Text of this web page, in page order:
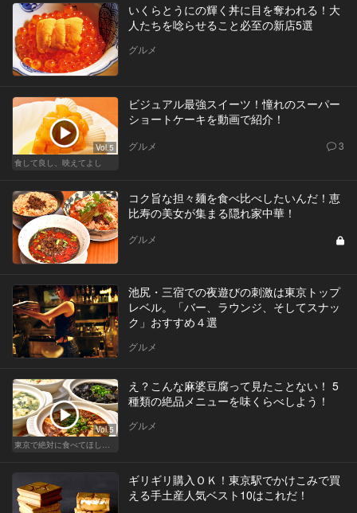
いくらとうにの輝く丼に目を奪われる！大
人たちを唸らせること必至の新店5選
グルメ
Vol.5
食して良し、映えてよし
ビジュアル最強スイーツ！憧れのスーパー
ショートケーキを動画で紹介！
グルメ 3
コク旨な担々麺を食べ比べしたいんだ！恵
比寿の美女が集まる隠れ家中華！
グルメ
池尻・三宿での夜遊びの刺激は東京トップ
レベル。「バー、ラウンジ、そしてスナッ
ク」おすすめ４選
グルメ
Vol.5
東京で絶対に食べてほしい麻婆豆腐！痺れる辛さがクセになる
え？こんな麻婆豆腐って見たことない！ 5
種類の絶品メニューを味くらべしよう！
グルメ
ギリギリ購入ＯＫ！東京駅でかけこみで買
える手土産人気ベスト10はこれだ！